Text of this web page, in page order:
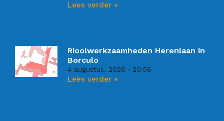
Lees verder »
Rioolwerkzaamheden Herenlaan in
Borculo
4 augustus, 2026 20:56
Lees verder »